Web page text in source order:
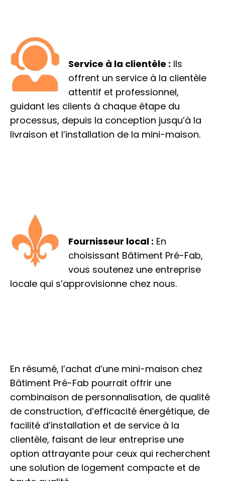
Service à la clientèle : Ils
offrent un service à la clientèle
attentif et professionnel,
guidant les clients à chaque étape du
processus, depuis la conception jusqu’à la
livraison et l’installation de la mini-maison.
Fournisseur local : En
choisissant Bâtiment Pré-Fab,
vous soutenez une entreprise
locale qui s’approvisionne chez nous.
En résumé, l’achat d’une mini-maison chez
Bâtiment Pré-Fab pourrait offrir une
combinaison de personnalisation, de qualité
de construction, d’efficacité énergétique, de
facilité d’installation et de service à la
clientèle, faisant de leur entreprise une
option attrayante pour ceux qui recherchent
une solution de logement compacte et de